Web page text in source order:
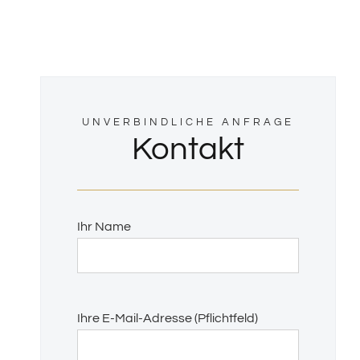
UNVERBINDLICHE ANFRAGE
Kontakt
Ihr Name
lasse
Ihre E-Mail-Adresse (Pflichtfeld)